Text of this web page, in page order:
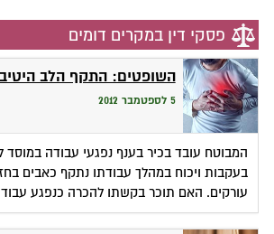
פסקי דין במקרים דומים
השופטים: התקף הלב
5 לספטמבר 2012
המבוטח עובד בכיר בענף נפגעי עבודה במוסד
בעקבות ויכוח במהלך עבודתו נתקף כאבים
עורקים. האם תוכר בקשתו להכרה כנפגע